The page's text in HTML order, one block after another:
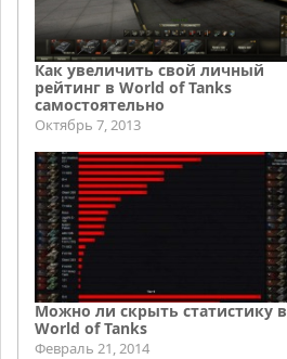
Как увеличить свой личный
рейтинг в World of Tanks
самостоятельно
Октябрь 7, 2013
Можно ли скрыть статистику в
World of Tanks
Февраль 21, 2014